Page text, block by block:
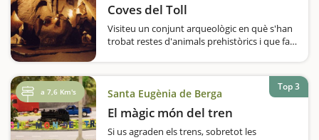
Coves del Toll
Visiteu un conjunt arqueològic en què s'han
trobat restes d'animals prehistòrics i que fa
les coneix com el Palau de la Fauna
Quaternària, ja us podeu fer una…
a 7,6 Km's Santa Eugènia de Berga
El màgic món del tren
Si us agraden els trens, sobretot les
Top 3